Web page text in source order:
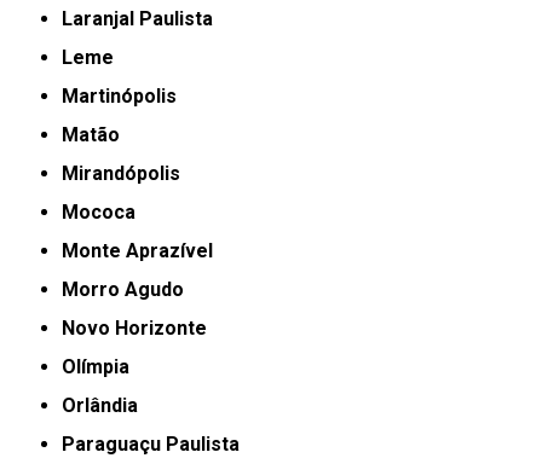
Laranjal Paulista
Leme
Martinópolis
Matão
Mirandópolis
Mococa
Monte Aprazível
Morro Agudo
Novo Horizonte
Olímpia
Orlândia
Paraguaçu Paulista